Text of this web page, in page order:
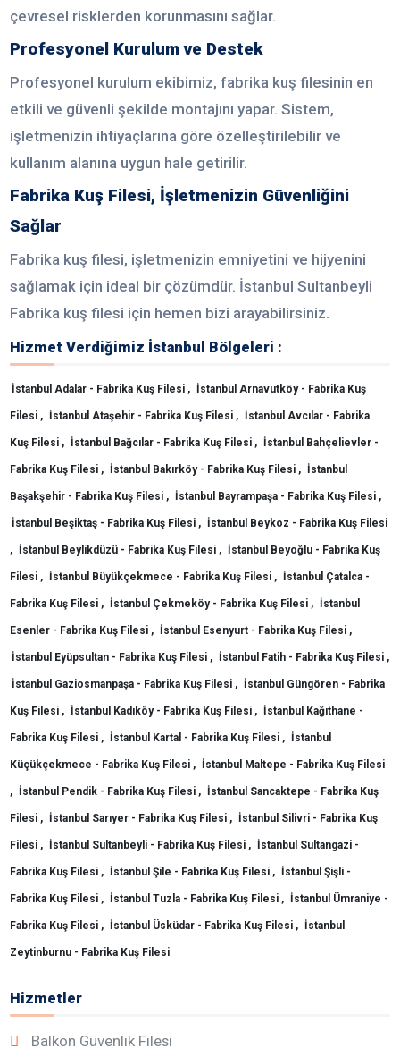
çevresel risklerden korunmasını sağlar.
Profesyonel Kurulum ve Destek
Profesyonel kurulum ekibimiz, fabrika kuş filesinin en
etkili ve güvenli şekilde montajını yapar. Sistem,
işletmenizin ihtiyaçlarına göre özelleştirilebilir ve
kullanım alanına uygun hale getirilir.
Fabrika Kuş Filesi, İşletmenizin Güvenliğini
Sağlar
Fabrika kuş filesi, işletmenizin emniyetini ve hijyenini
sağlamak için ideal bir çözümdür. İstanbul Sultanbeyli
Fabrika kuş filesi için hemen bizi arayabilirsiniz.
Hizmet Verdiğimiz İstanbul Bölgeleri :
İstanbul Adalar - Fabrika Kuş Filesi , İstanbul Arnavutköy - Fabrika Kuş
Filesi , İstanbul Ataşehir - Fabrika Kuş Filesi , İstanbul Avcılar - Fabrika
Kuş Filesi , İstanbul Bağcılar - Fabrika Kuş Filesi , İstanbul Bahçelievler -
Fabrika Kuş Filesi , İstanbul Bakırköy - Fabrika Kuş Filesi , İstanbul
Başakşehir - Fabrika Kuş Filesi , İstanbul Bayrampaşa - Fabrika Kuş Filesi ,
İstanbul Beşiktaş - Fabrika Kuş Filesi , İstanbul Beykoz - Fabrika Kuş Filesi
, İstanbul Beylikdüzü - Fabrika Kuş Filesi , İstanbul Beyoğlu - Fabrika Kuş
Filesi , İstanbul Büyükçekmece - Fabrika Kuş Filesi , İstanbul Çatalca -
Fabrika Kuş Filesi , İstanbul Çekmeköy - Fabrika Kuş Filesi , İstanbul
Esenler - Fabrika Kuş Filesi , İstanbul Esenyurt - Fabrika Kuş Filesi ,
İstanbul Eyüpsultan - Fabrika Kuş Filesi , İstanbul Fatih - Fabrika Kuş Filesi ,
İstanbul Gaziosmanpaşa - Fabrika Kuş Filesi , İstanbul Güngören - Fabrika
Kuş Filesi , İstanbul Kadıköy - Fabrika Kuş Filesi , İstanbul Kağıthane -
Fabrika Kuş Filesi , İstanbul Kartal - Fabrika Kuş Filesi , İstanbul
Küçükçekmece - Fabrika Kuş Filesi , İstanbul Maltepe - Fabrika Kuş Filesi
, İstanbul Pendik - Fabrika Kuş Filesi , İstanbul Sancaktepe - Fabrika Kuş
Filesi , İstanbul Sarıyer - Fabrika Kuş Filesi , İstanbul Silivri - Fabrika Kuş
Filesi , İstanbul Sultanbeyli - Fabrika Kuş Filesi , İstanbul Sultangazi -
Fabrika Kuş Filesi , İstanbul Şile - Fabrika Kuş Filesi , İstanbul Şişli -
Fabrika Kuş Filesi , İstanbul Tuzla - Fabrika Kuş Filesi , İstanbul Ümraniye -
Fabrika Kuş Filesi , İstanbul Üsküdar - Fabrika Kuş Filesi , İstanbul
Zeytinburnu - Fabrika Kuş Filesi
Hizmetler
Balkon Güvenlik Filesi